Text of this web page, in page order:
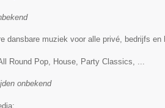
dansbare muziek voor alle privé, bedrijfs en
Round Pop, House, Party Classics, ...
onbekend